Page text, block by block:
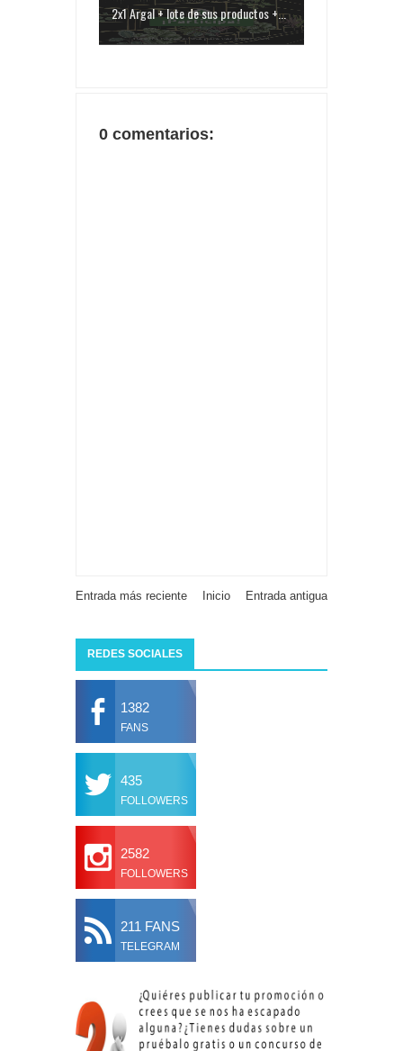
2x1 Argal + lote de sus productos +...
0 comentarios:
Entrada más reciente Entrada antigua
Inicio
REDES SOCIALES
1382
FANS
435
FOLLOWERS
2582
FOLLOWERS
211 FANS
TELEGRAM